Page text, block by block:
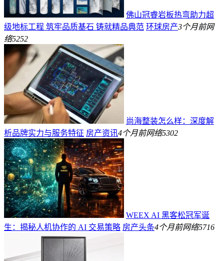
佛山冠睿岩板热弯助力超
级地标工程 筑牢品质基石 铸就精品典范 环球房产3个月前网
络5252
尚海整装怎么样：深度解
析品牌实力与服务特征 房产资讯4个月前网络5302
WEEX AI 黑客松冠军诞
生：揭秘人机协作的 AI 交易策略 房产头条4个月前网络5716